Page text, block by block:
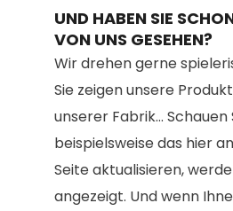
UND HABEN SIE
VON UNS GESEHEN?
Wir drehen gerne
Sie zeigen unsere
unserer Fabrik... Schauen
beispielsweise das hier
Seite aktualisieren,
angezeigt. Und wenn